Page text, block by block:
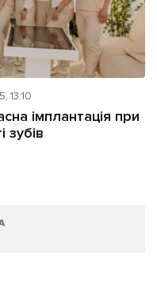
релізи
Відео
in Lviv
13:10
імплантація при
зубів